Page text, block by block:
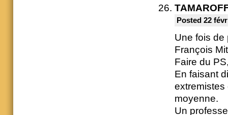
Posted 22
Une fois de
François
Faire du
En faisant
extremistes
moyenne.
Un